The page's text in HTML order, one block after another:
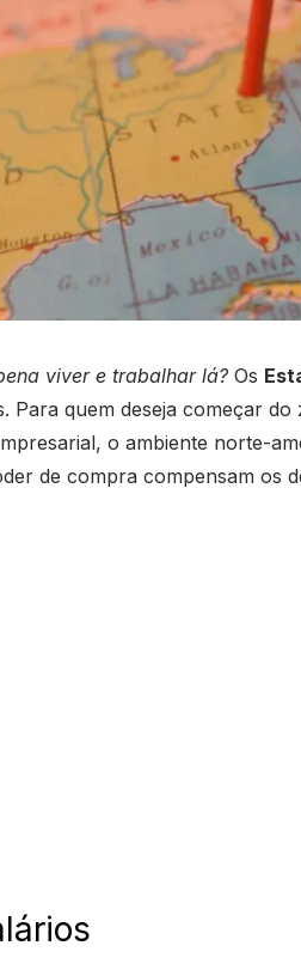
viver e trabalhar lá? Os
Para quem deseja começar
o ambiente norte-
de compra compensam os